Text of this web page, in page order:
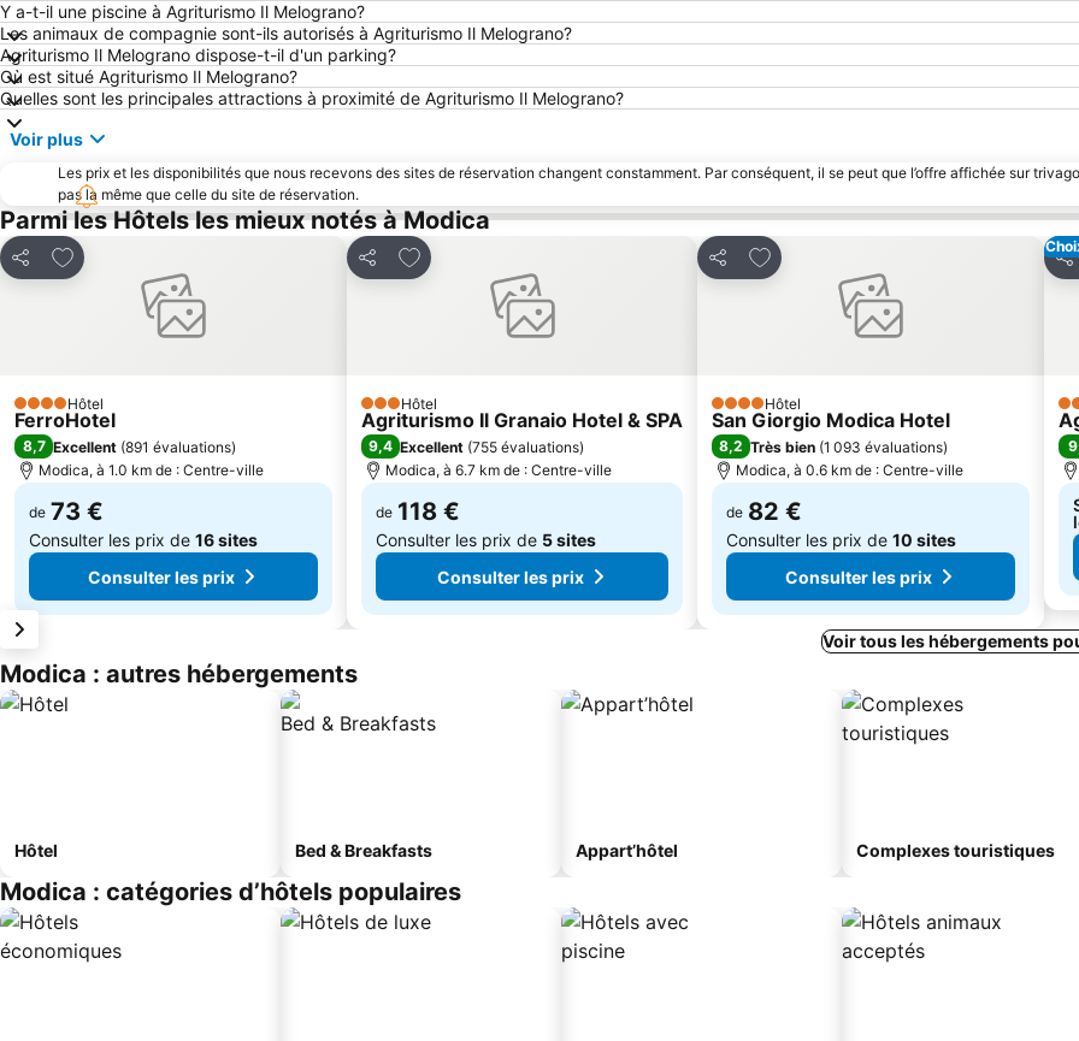
Y a-t-il une piscine à Agriturismo Il Melograno?
Les animaux de compagnie sont-ils autorisés à Agriturismo Il Melograno?
Agriturismo Il Melograno dispose-t-il d'un parking?
Où est situé Agriturismo Il Melograno?
Quelles sont les principales attractions à proximité de Agriturismo Il Melograno?
Voir plus
Les prix et les disponibilités que nous recevons des sites de réservation changent constamment. Par conséquent, il se peut que l’offre affichée sur
pas la même que celle du site de réservation.
Parmi les Hôtels les mieux notés à Modica
Partager
Ajouter à mes favoris
4 ÉtoilesHôtel
FerroHotel
8,7 Excellent (891 évaluations)
Modica, à 1.0 km de : Centre-ville
de 73 €
Consulter les prix de 16 sites
Consulter les prix
Partager
Ajouter à mes favoris
3 Étoiles
Hôtel
Agriturismo Il Granaio Hotel & SPA
9,4 Excellent (755 évaluations)
Modica, à 6.7 km de : Centre-ville
de 118 €
Consulter les prix de 5 sites
Consulter les prix
Partager
Ajouter à mes favoris
4 ÉtoilesHôtel
San Giorgio Modica Hotel
8,2 Très bien (1 093 évaluations)
Modica, à 0.6 km de : Centre-ville
de 82 €
Consulter les prix de 10 sites
Consulter les prix
5
Voir tous les hébergements
Modica : autres hébergements
Hôtel Bed & Breakfasts Appart’hôtel Complexes touristiques
Modica : catégories d’hôtels populaires